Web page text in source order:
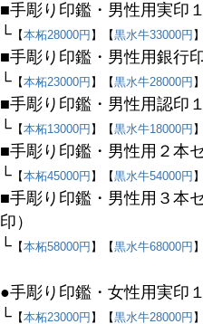
■手彫り印鑑・男性用実印
└ 【本柘28000円 】【黒水牛33000円 】
■手彫り印鑑・男性用銀行
└ 【本柘23000円 】【黒水牛28000円 】
■手彫り印鑑・男性用認印
└ 【本柘13000円 】【黒水牛18000円 】
■手彫り印鑑・男性用２本
└ 【本柘45000円 】【黒水牛54000円 】
■手彫り印鑑・男性用３本
印）
└ 【本柘58000円 】【黒水牛68000円 】
●手彫り印鑑・女性用実印
└ 【本柘23000円 】【黒水牛28000円 】
キーワード
価格
〜